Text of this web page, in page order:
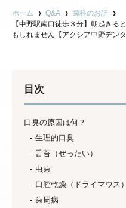
ホーム Q&A
歯科のお話
【中野駅南口徒歩３分】朝起き
もしれません【アクシア中野デン
目次
口臭の原因は何？
生理的口臭
舌苔（ぜったい）
虫歯
口腔乾燥（ドライマウス）
歯周病